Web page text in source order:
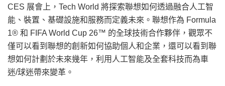
CES 展會上，Tech World 將探索聯想如何透過融合人工智
能、裝置、基礎設施和服務而定義未來。聯想作為 Formula
1® 和 FIFA World Cup 26™ 的全球技術合作夥伴，觀眾不
僅可以看到聯想的創新如何協助個人和企業，還可以看到聯
想如何計劃於未來幾年，利用人工智能及全套科技而為車
迷/球迷帶來變革。